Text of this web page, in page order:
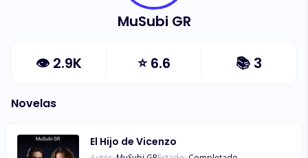
MuSubi GR
👁 2.9K ⭐6.6 📚 3
Novelas
El Hijo de Vicenzo